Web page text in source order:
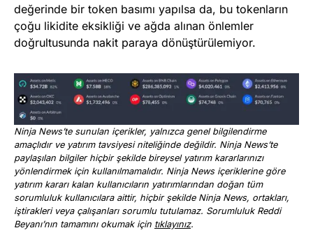
değerinde bir token basımı yapılsa da, bu tokenların
çoğu likidite eksikliği ve ağda alınan önlemler
doğrultusunda nakit paraya dönüştürülemiyor.
Ninja News’te sunulan içerikler, yalnızca genel bilgilendirme
amaçlıdır ve yatırım tavsiyesi niteliğinde değildir. Ninja News’te
paylaşılan bilgiler hiçbir şekilde bireysel yatırım kararlarınızı
yönlendirmek için kullanılmamalıdır. Ninja News içeriklerine göre
yatırım kararı kalan kullanıcıların yatırımlarından doğan tüm
sorumluluk kullanıcılara aittir, hiçbir şekilde Ninja News, ortakları,
iştirakleri veya çalışanları sorumlu tutulamaz. Sorumluluk Reddi
Beyanı’nın tamamını okumak için tıklayınız.